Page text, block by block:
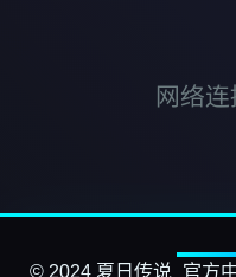
网络
© 2024 夏日传说_官方